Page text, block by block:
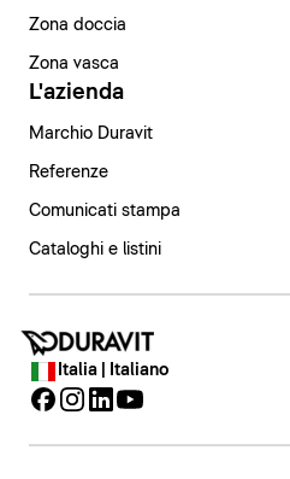
Zona doccia
Zona vasca
L'azienda
Marchio Duravit
Referenze
Comunicati stampa
Cataloghi e listini
Italia | Italiano